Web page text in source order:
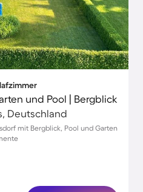
und Pool | Bergblick
Deutschland
mit Bergblick, Pool und Garten